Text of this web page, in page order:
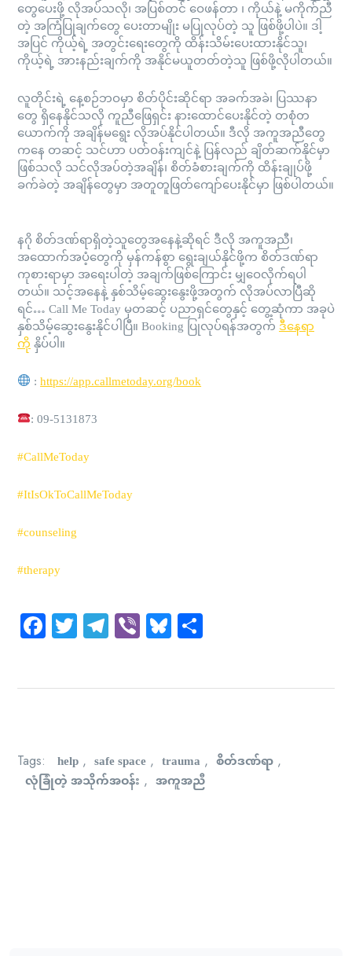
တွေပေးဖို့ လိုအပ်သလို၊ အပြစ်တင် ဝေဖန်တာ ၊ ကိုယ်နဲ့ မကိုက်ညီ
တဲ့ အကြံပြုချက်တွေ ပေးတာမျိုး မပြုလုပ်တဲ့ သူ ဖြစ်ဖို့ပါပဲ။ ဒါ့
အပြင် ကိုယ့်ရဲ့ အတွင်းရေးတွေကို ထိန်းသိမ်းပေးထားနိုင်သူ၊
ကိုယ့်ရဲ့ အားနည်းချက်ကို အနိုင်မယူတတ်တဲ့သူ ဖြစ်ဖို့လိုပါတယ်။
လူတိုင်းရဲ့ နေ့စဉ်ဘဝမှာ စိတ်ပိုင်းဆိုင်ရာ အခက်အခဲ၊ ပြဿနာ
တွေ ရှိနေနိုင်သလို ကူညီဖြေရှင်း နားထောင်ပေးနိုင်တဲ့ တစုံတ
ယောက်ကို အချိန်မရွေး လိုအပ်နိုင်ပါတယ််။ ဒီလို အကူအညီတွေ
ကနေ တဆင့် သင်ဟာ ပတ်ဝန်းကျင်နဲ့ ပြန်လည် ချိတ်ဆက်နိုင်မှာ
ဖြစ်သလို သင်လိုအပ်တဲ့အချိန်၊ စိတ်ခံစားချက်ကို ထိန်းချုပ်ဖို့
ခက်ခဲတဲ့ အချိန်တွေမှာ အတူတူဖြတ်ကျော်ပေးနိုင်မှာ ဖြစ်ပါတယ်။
နဂို စိတ်ဒဏ်ရာရှိတဲ့သူတွေအနေနဲ့ဆိုရင် ဒီလို အကူအညီ၊
အထောက်အပံ့တွေကို မှန်ကန်စွာ ရွေးချယ်နိုင်ဖို့က စိတ်ဒဏ်ရာ
ကုစားရာမှာ အရေးပါတဲ့ အချက်ဖြစ်ကြောင်း မျှဝေလိုက်ရပါ
တယ်။ သင့်အနေနဲ့ နှစ်သိမ့်ဆွေးနွေးဖို့အတွက် လိုအပ်လာပြီဆို
ရင်… Call Me Today မှတဆင့် ပညာရှင်တွေနှင့် တွေ့ဆုံကာ အခုပဲ
နှစ်သိမ့်ဆွေးနွေးနိုင်ပါပြီ။ Booking ပြုလုပ်ရန်အတွက်ဒီနေရာ
ကိုနှိပ်ပါ။
:https://app.callmetoday.org/book
: 09-5131873
#CallMeToday
#ItIsOkToCallMeToday
#counseling
#therapy
FacebookTwitter TelegramViber Bluesky
Tags: help , safe space , trauma , စိတ်ဒဏ်ရာ ,
လုံခြုံတဲ့ အသိုက်အဝန်း , အကူအညီ